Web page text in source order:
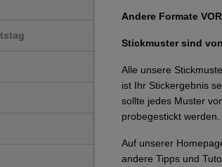
Andere Formate
Stickmuster sind
Alle unsere
ist Ihr Stickergebnis
sollte jedes Muster
probegestickt werden.
Auf unserer
andere Tipps und